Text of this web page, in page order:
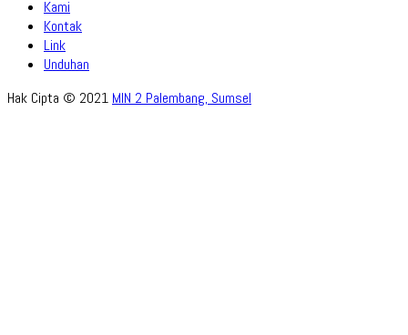
Kami
Kontak
Link
Unduhan
Hak Cipta © 2021 MIN 2 Palembang, Sumsel